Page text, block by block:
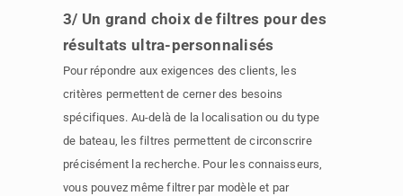
3/ Un grand choix de filtres pour des
résultats ultra-personnalisés
Pour répondre aux exigences des clients, les
critères permettent de cerner des besoins
spécifiques. Au-delà de la localisation ou du type
de bateau, les filtres permettent de circonscrire
précisément la recherche. Pour les connaisseurs,
vous pouvez même filtrer par modèle et par